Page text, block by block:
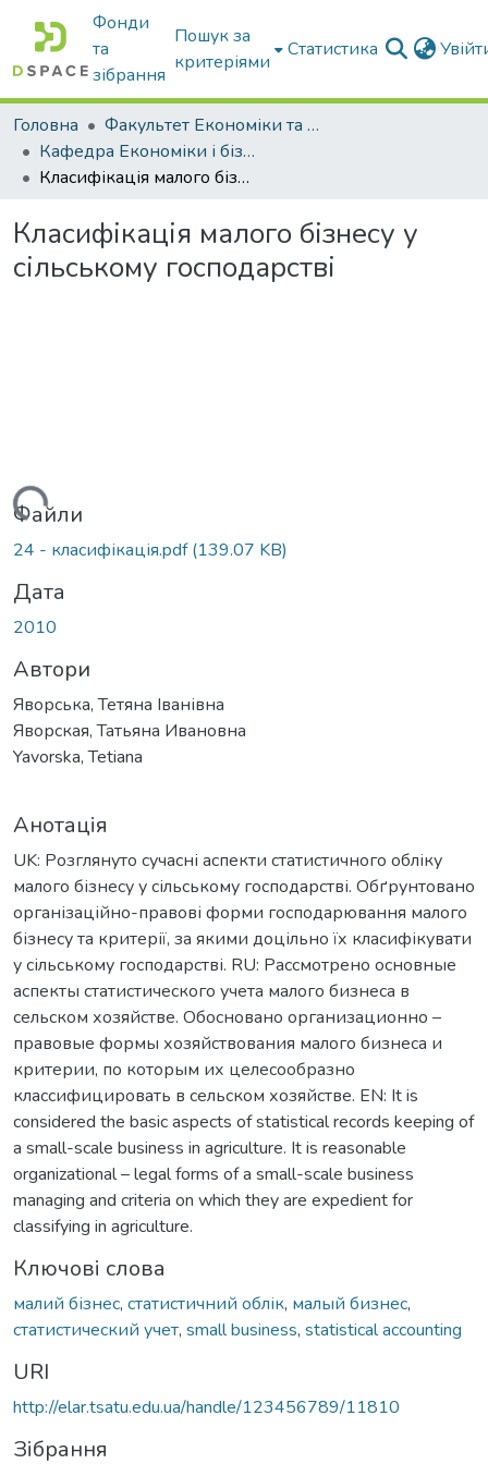
Фонди
та
зібрання
Пошук за
критеріями
Статистика
Головна
Факультет Економіки та бізнесу
Кафедра Економіки і бізнесу
Класифікація малого бізнесу у сільському господарстві
Класифікація малого бізнесу у
сільському господарстві
Файли
24 - класифікація.pdf(139.07 KB)
Дата
2010
Автори
Яворська, Тетяна Іванівна
Яворская, Татьяна Ивановна
Yavorska, Tetiana
Анотація
UK: Розглянуто сучасні аспекти статистичного обліку
малого бізнесу у сільському господарстві. Обґрунтовано
організаційно-правові форми господарювання малого
бізнесу та критерії, за якими доцільно їх класифікувати
у сільському господарстві. RU: Рассмотрено основные
аспекты статистического учета малого бизнеса в
сельском хозяйстве. Обосновано организационно –
правовые формы хозяйствования малого бизнеса и
критерии, по которым их целесообразно
классифицировать в сельском хозяйстве. EN: It is
considered the basic aspects of statistical records keeping of
a small-scale business in agriculture. It is reasonable
organizational – legal forms of a small-scale business
managing and criteria on which they are expedient for
classifying in agriculture.
Ключові слова
малий бізнес, статистичний облік, малый бизнес,
статистический учет, small business, statistical accounting
URI
http://elar.tsatu.edu.ua/handle/123456789/11810
Зібрання